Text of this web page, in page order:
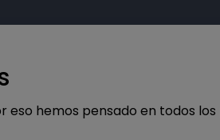
hemos pensado en todos